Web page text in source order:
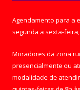
Agendamento para a
segunda a sexta-
Moradores da zona
presencialmente ou
modalidade de